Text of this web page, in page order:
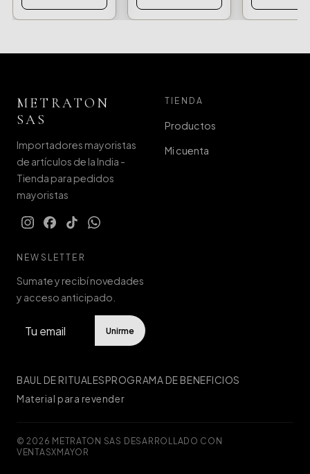
METRATON
SAS
Importadores mayoristas
de artículos de la India -
Tienda para pedidos
mayoristas
TIENDA
Productos
Mi cuenta
NEWSLETTER
Sumate y recibí novedades
y acceso anticipado.
Unirme
BAUL DE RITUALESPROGRAMA DE BENEFICIOS
Material para revender
© 2026 METRATON SAS ·
DESARROLLADO CON
VENTASXMAYOR